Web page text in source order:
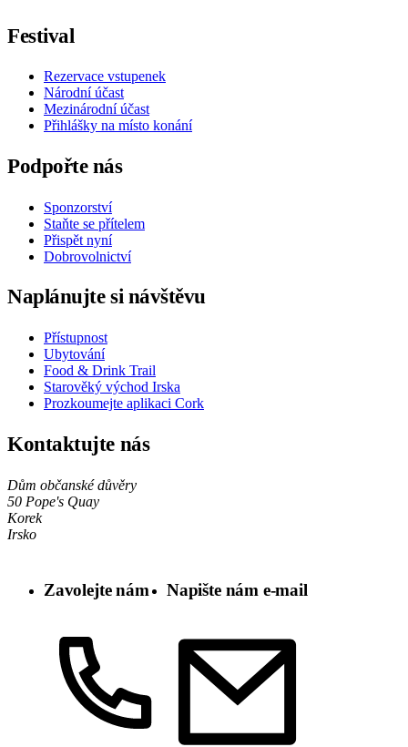
Festival
Rezervace vstupenek
Národní účast
Mezinárodní účast
Přihlášky na místo konání
Podpořte nás
Sponzorství
Staňte se přítelem
Přispět nyní
Dobrovolnictví
Naplánujte si návštěvu
Přístupnost
Ubytování
Food & Drink Trail
Starověký východ Irska
Prozkoumejte aplikaci Cork
Kontaktujte nás
Dům občanské důvěry
50 Pope's Quay
Korek
Irsko
Zavolejte nám Napište nám e-mail